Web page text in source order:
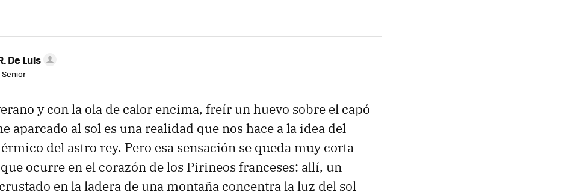
De Luis
y con la ola de calor encima, freír un huevo sobre el capó
aparcado al sol es una realidad que nos hace a la idea del
del astro rey. Pero esa sensación se queda muy corta
ocurre en el corazón de los Pirineos franceses: allí, un
en la ladera de una montaña concentra la luz del sol